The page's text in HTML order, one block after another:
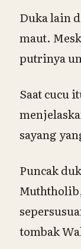
Duka lain
maut.
putrinya
Saat cucu
Puncak
tombak